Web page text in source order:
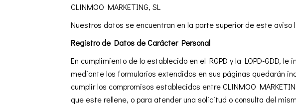
CLINMOO MARKETING, SL
Nuestros datos se encuentran en la parte superior de este aviso
Registro de Datos de Carácter Personal
En cumplimiento de lo establecido en el RGPD y la LOPD-GDD,
mediante los formularios extendidos en sus páginas quedarán
cumplir los compromisos establecidos entre CLINMOO
que este rellene, o para atender una solicitud o consulta del